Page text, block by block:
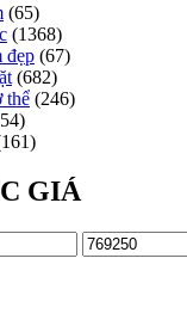
(65)
(1368)
đẹp (67)
(682)
thể (246)
GIÁ
Giá
tối